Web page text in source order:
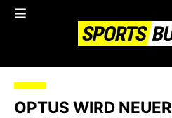
OPTUS WIRD NEUER